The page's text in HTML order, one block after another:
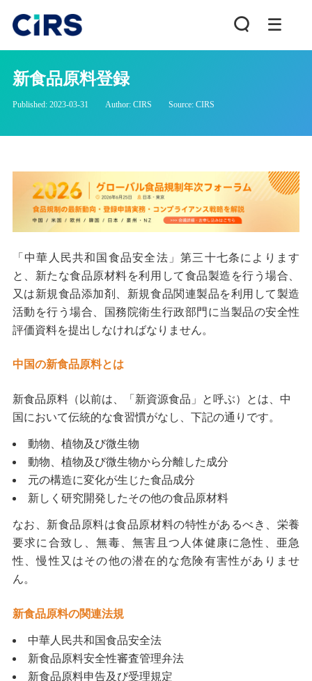
新食品原料登録
Published: 2023-03-31 Author: CIRS Source: CIRS
「中華人民共和国食品安全法」第三十七条によります
と、新たな食品原材料を利用して食品製造を行う場合、
又は新規食品添加剤、新規食品関連製品を利用して製造
活動を行う場合、国務院衛生行政部門に当製品の安全性
評価資料を提出しなければなりません。
中国の新食品原料とは
新食品原料（以前は、「新資源食品」と呼ぶ）とは、中
国において伝統的な食習慣がなし、下記の通りです。
動物、植物及び微生物
動物、植物及び微生物から分離した成分
元の構造に変化が生じた食品成分
新しく研究開発したその他の食品原材料
なお、新食品原料は食品原材料の特性があるべき、栄養
要求に合致し、無毒、無害且つ人体健康に急性、亜急
性、慢性又はその他の潜在的な危険有害性がありませ
ん。
新食品原料の関連法規
中華人民共和国食品安全法
新食品原料安全性審査管理弁法
新食品原料申告及び受理規定